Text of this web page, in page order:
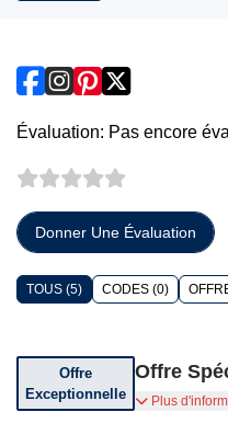
Évaluation: Pas encore
Donner Une Évaluation
TOUS (5) CODES (0)
Offre
Exceptionnelle
Offre
Gagnez
rejoignant
Plus